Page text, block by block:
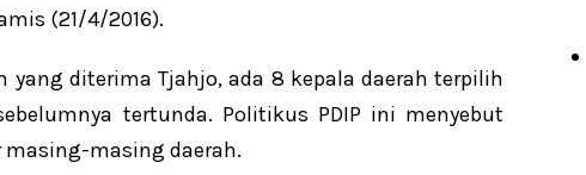
(21/4/2016).
yang diterima Tjahjo, ada 8 kepala daerah terpilih
tertunda. Politikus PDIP ini menyebut
masing daerah.